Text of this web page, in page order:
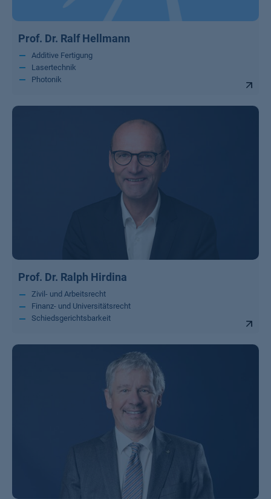
Prof. Dr. Ralf Hellmann
Additive Fertigung
Lasertechnik
Photonik
Prof. Dr. Ralph Hirdina
Zivil- und Arbeitsrecht
Finanz- und Universitätsrecht
Schiedsgerichtsbarkeit